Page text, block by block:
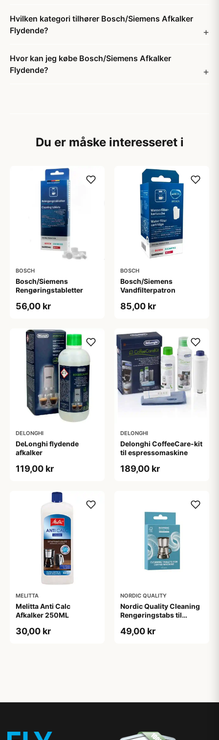
Hvilken kategori tilhører Bosch/Siemens Afkalker
Flydende?
Hvor kan jeg købe Bosch/Siemens Afkalker
Flydende?
Du er måske interesseret i
BOSCH
Bosch/Siemens
Rengøringstabletter
56,00 kr
BOSCH
Bosch/Siemens
Vandfilterpatron
85,00 kr
DELONGHI
DeLonghi flydende
afkalker
119,00 kr
DELONGHI
Delonghi CoffeeCare-kit
til espressomaskine
189,00 kr
MELITTA
Melitta Anti Calc
Afkalker 250ML
30,00 kr
NORDIC QUALITY
Nordic Quality Cleaning
Rengøringstabs til
49,00 kr